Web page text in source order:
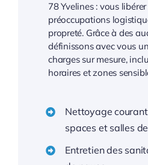
78 Yvelines : vous
préoccupations
propreté. Grâce à des
définissons avec vous
charges sur mesure,
horaires et zones
Nettoyage
spaces et salles
Entretien des